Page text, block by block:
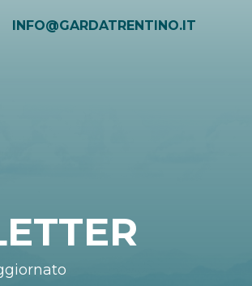
INFO@GARDATRENTINO.IT